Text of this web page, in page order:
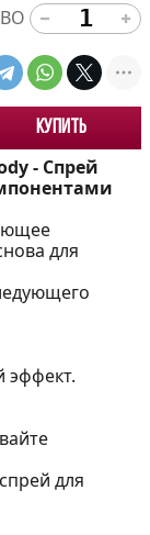
Купить
- Спрей
для
эффект.
для